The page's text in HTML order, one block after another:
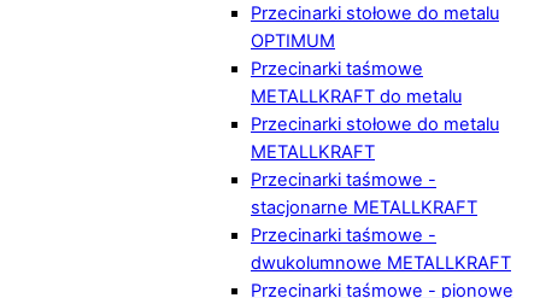
Przecinarki stołowe do metalu
OPTIMUM
Przecinarki taśmowe
METALLKRAFT do metalu
Przecinarki stołowe do metalu
METALLKRAFT
Przecinarki taśmowe -
stacjonarne METALLKRAFT
Przecinarki taśmowe -
dwukolumnowe METALLKRAFT
Przecinarki taśmowe - pionowe